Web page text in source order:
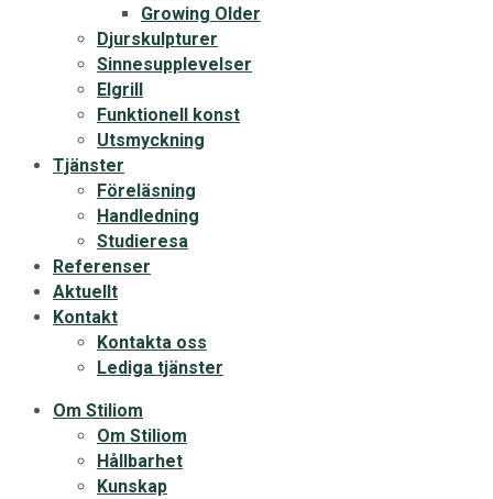
Growing Older
Djurskulpturer
Sinnesupplevelser
Elgrill
Funktionell konst
Utsmyckning
Tjänster
Föreläsning
Handledning
Studieresa
Referenser
Aktuellt
Kontakt
Kontakta oss
Lediga tjänster
Om Stiliom
Om Stiliom
Hållbarhet
Kunskap